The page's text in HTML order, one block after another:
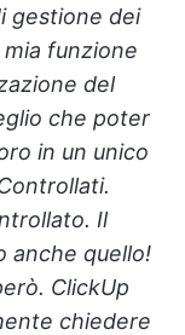
gestione dei
funzione
del
che poter
in un unico
Il
anche quello!
ClickUp
chiedere